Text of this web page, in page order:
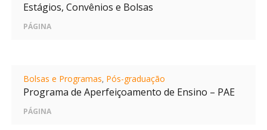
Estágios, Convênios e Bolsas
PÁGINA
Bolsas e Programas, Pós-graduação
Programa de Aperfeiçoamento de Ensino – PAE
PÁGINA